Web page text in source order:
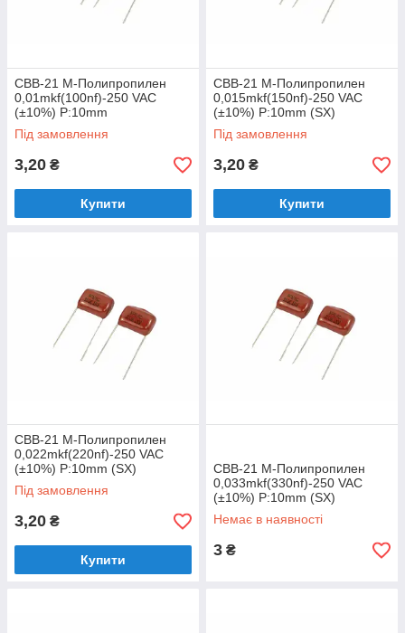
CBB-21 M-Полипропилен
0,01mkf(100nf)-250 VAC
(±10%) P:10mm
Під замовлення
3,20 ₴
Купити
CBB-21 M-Полипропилен
0,015mkf(150nf)-250 VAC
(±10%) P:10mm (SX)
Під замовлення
3,20 ₴
Купити
CBB-21 M-Полипропилен
0,022mkf(220nf)-250 VAC
(±10%) P:10mm (SX)
Під замовлення
3,20 ₴
Купити
CBB-21 M-Полипропилен
0,033mkf(330nf)-250 VAC
(±10%) P:10mm (SX)
Немає в наявності
3 ₴